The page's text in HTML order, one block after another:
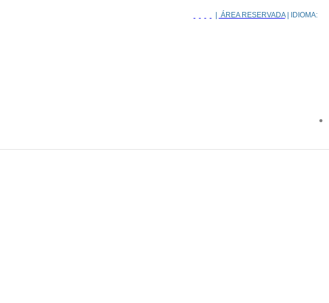
ÁREA RESERVADA| IDIOMA: